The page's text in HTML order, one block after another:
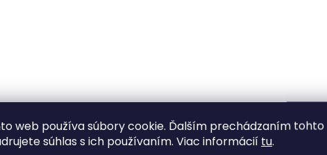
web používa súbory cookie. Ďalším prechádzaním tohto
súhlas s ich používaním. Viac informácií tu.